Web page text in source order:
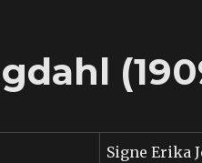
Signe Erika